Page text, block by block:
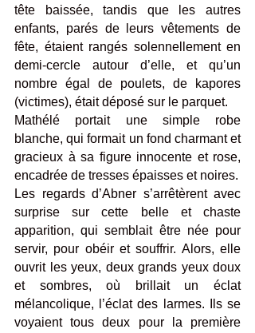
tête baissée, tandis que les autres
enfants, parés de leurs vêtements de
fête, étaient rangés solennellement en
demi-cercle autour d’elle, et qu’un
nombre égal de poulets, de kapores
(victimes), était déposé sur le parquet.
Mathélé portait une simple robe
blanche, qui formait un fond charmant et
gracieux à sa figure innocente et rose,
encadrée de tresses épaisses et noires.
Les regards d’Abner s’arrêtèrent avec
surprise sur cette belle et chaste
apparition, qui semblait être née pour
servir, pour obéir et souffrir. Alors, elle
ouvrit les yeux, deux grands yeux doux
et sombres, où brillait un éclat
mélancolique, l’éclat des larmes. Ils se
voyaient tous deux pour la première